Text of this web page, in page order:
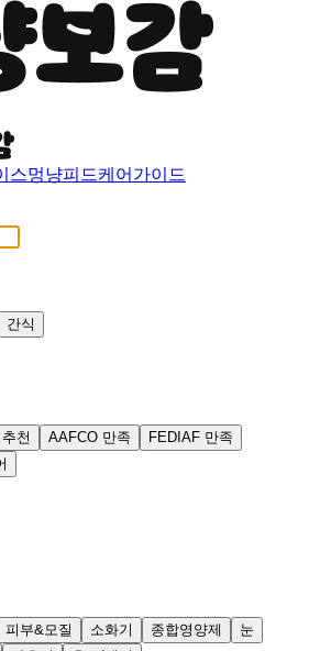
스멍냥피드케어가이드
간식
천 AAFCO 만족
FEDIAF 만족
피부&모질 소화기 종합영양제
눈